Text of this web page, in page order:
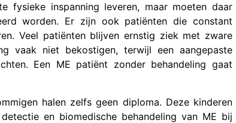
fysieke inspanning leveren, maar moeten daar
worden. Er zijn ook patiënten die constant
Veel patiënten blijven ernstig ziek met zware
vaak niet bekostigen, terwijl een aangepaste
Een ME patiënt zonder behandeling gaat
halen zelfs geen diploma. Deze kinderen
en biomedische behandeling van ME bij